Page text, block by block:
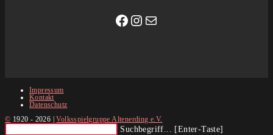
Facebook
Instagram
E-Mail
Impressum
Kontakt
Datenschutz
© 1920 - 2026 |Volksspielgruppe Altenerding e.V.
Suchbegriff... [Enter-Taste]